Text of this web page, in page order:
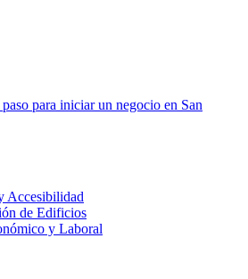
para iniciar un negocio en San
Accesibilidad
de Edificios
y Laboral